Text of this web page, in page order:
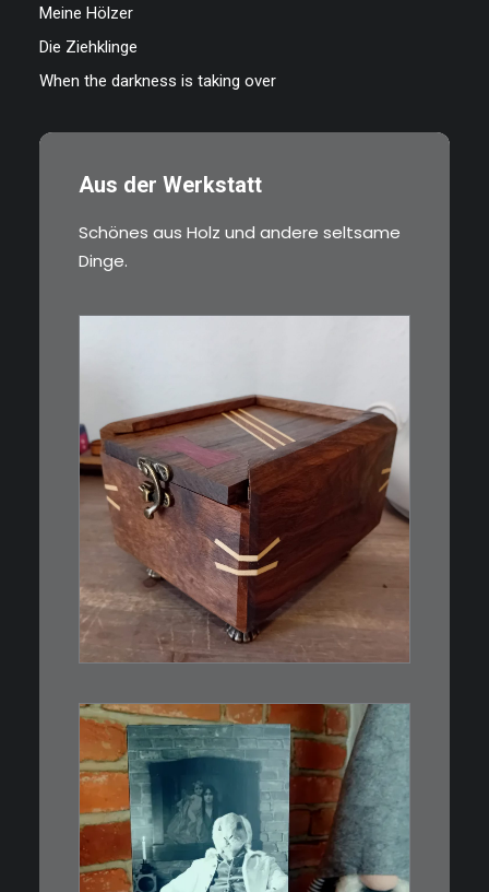
Meine Hölzer
Die Ziehklinge
When the darkness is taking over
Aus der Werkstatt
Schönes aus Holz und andere seltsame
Dinge.
€39,00
Eine kleine, simple Schatulle
aus Nussbaum…
3,00
Limitierte Auflage. Original: